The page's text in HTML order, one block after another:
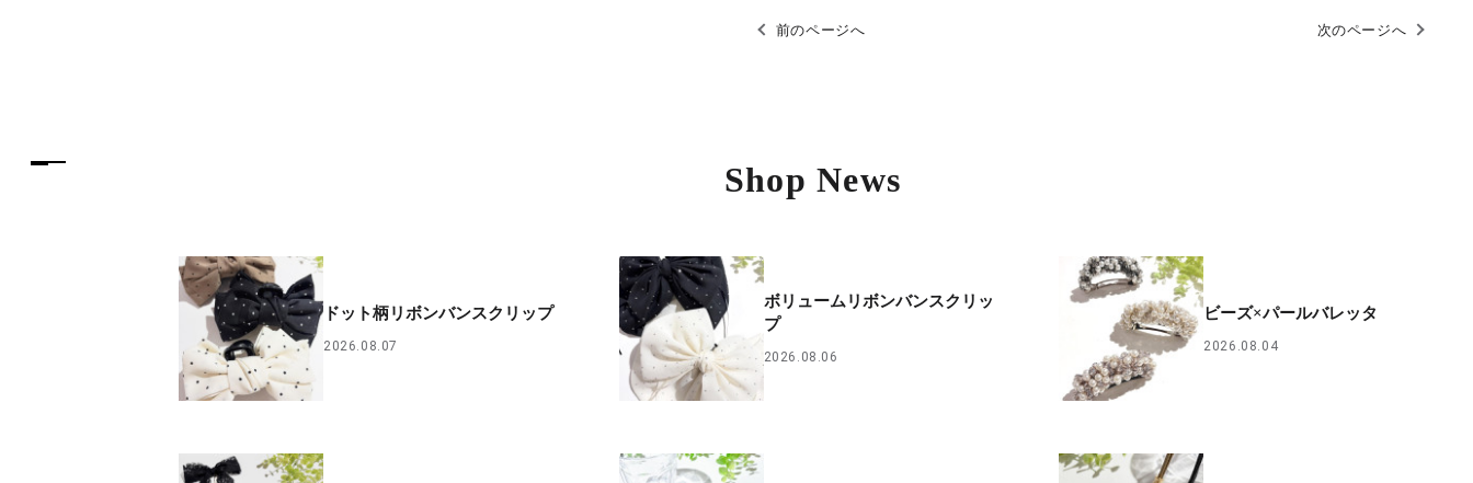
前のページへ 次のページへ
Shop News
ドット柄リボンバンスクリップ
2026.08.07
ボリュームリボンバンスクリッ
プ
2026.08.06
ビーズ×パールバレッタ
2026.08.04